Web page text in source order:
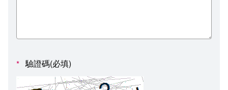
人事室
諮詢信箱進度查詢
* 驗證碼(必填)